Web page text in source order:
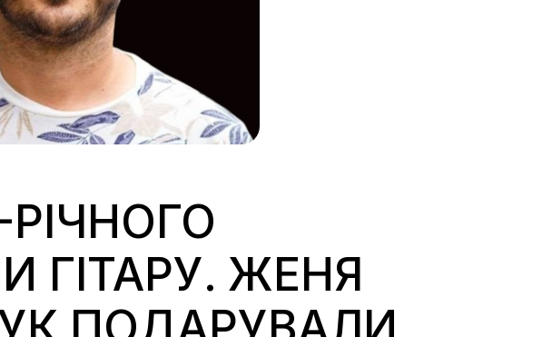
ГІТАРУ. ЖЕНЯ